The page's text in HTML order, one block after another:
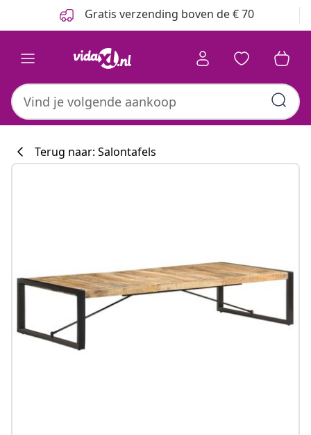
Gratis verzending boven de € 70
Terug naar: Salontafels